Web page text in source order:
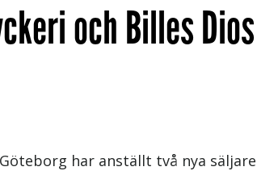
och Billes
har anställt två nya